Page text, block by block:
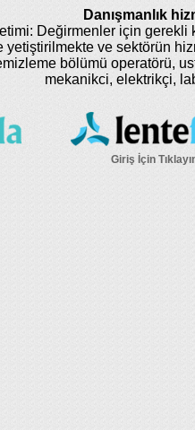
Danışmanlık
Değirmenler için gerekli
yetiştirilmekte ve sektörün
bölümü operatörü,
mekanikci, elektrikçi,
Giriş İçin